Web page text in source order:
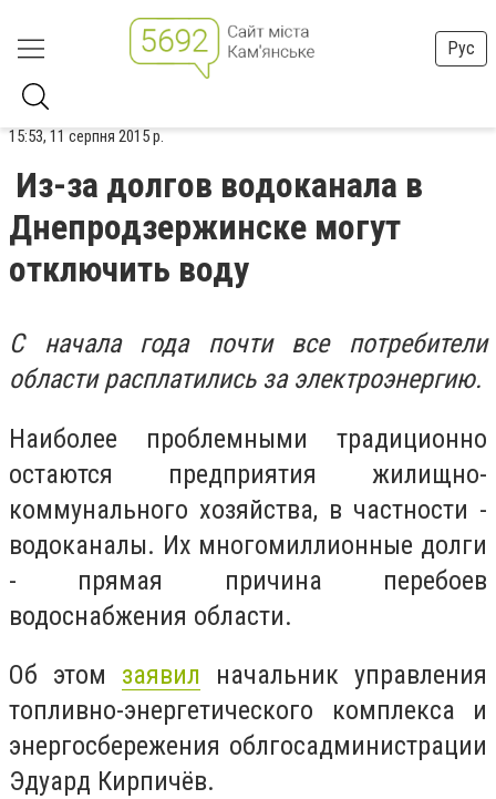
Рус
15:53, 11 серпня 2015 р.
Из-за долгов водоканала в
Днепродзержинске могут
отключить воду
С начала года почти все потребители
области расплатились за электроэнергию.
Наиболее проблемными традиционно
остаются предприятия жилищно-
коммунального хозяйства, в частности -
водоканалы. Их многомиллионные долги
- прямая причина перебоев
водоснабжения области.
Об этом заявил начальник управления
топливно-энергетического комплекса и
энергосбережения облгосадминистрации
Эдуард Кирпичёв.